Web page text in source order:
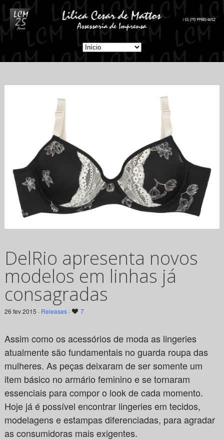
DelRio apresenta novos
modelos em linhas já
consagradas
26 fev 2015 · Releases· 7
Assim como os acessórios de moda as lingeries
atualmente são fundamentais no guarda roupa das
mulheres. As peças deixaram de ser somente um
item básico no armário feminino e se tornaram
essenciais para compor o look de cada momento.
Hoje já é possível encontrar lingeries em tecidos,
modelagens e estampas diferenciadas, para agradar
as consumidoras mais exigentes.